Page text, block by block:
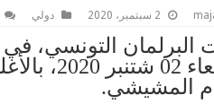
2 سبتمبر، 2020 دولي
التونسي،
الأربعاء
المشيشي.